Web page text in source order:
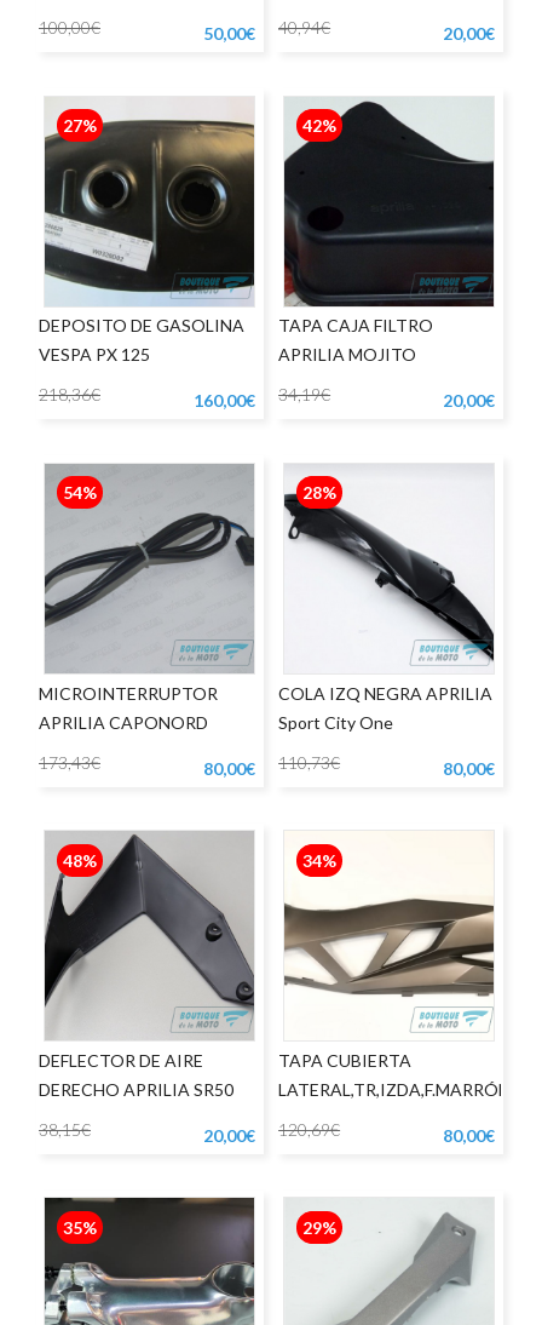
100,00€
50,00€
40,94€
20,00€
27%
DEPOSITO DE GASOLINA
VESPA PX 125
218,36€
160,00€
42%
TAPA CAJA FILTRO
APRILIA MOJITO
34,19€
20,00€
54%
MICROINTERRUPTOR
APRILIA CAPONORD
173,43€
80,00€
28%
COLA IZQ NEGRA APRILIA
Sport City One
110,73€
80,00€
48%
DEFLECTOR DE AIRE
DERECHO APRILIA SR50
38,15€
20,00€
34%
TAPA CUBIERTA
LATERAL,TR,IZDA,F.MARRÓN
120,69€ 80,00€
35% 29%